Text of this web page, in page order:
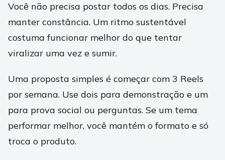
Você não precisa postar todos os dias. Precisa
manter constância. Um ritmo sustentável
costuma funcionar melhor do que tentar
viralizar uma vez e sumir.
Uma proposta simples é começar com 3 Reels
por semana. Use dois para demonstração e um
para prova social ou perguntas. Se um tema
performar melhor, você mantém o formato e só
troca o produto.